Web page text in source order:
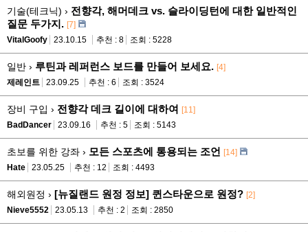
기술(테크닉) › 전향각, 해머데크 vs. 슬라이딩턴에 대한 일반적인
질문 두가지. [7]
VitalGoofy
23.10.15 추천 : 8 조회 : 5228
일반 › 루틴과 레퍼런스 보드를 만들어 보세요. [4]
제레인트
23.09.25 추천 : 6 조회 : 3524
장비 구입 › 전향각 데크 길이에 대하여 [11]
BadDancer
23.09.16 추천 : 5 조회 : 5143
초보를 위한 강좌 › 모든 스포츠에 통용되는 조언 [14]
Hate
23.05.25 추천 : 12 조회 : 4493
해외원정 › [뉴질랜드 원정 정보] 퀸스타운으로 원정? [2]
Nieve5552
23.05.13 추천 : 2 조회 : 2850